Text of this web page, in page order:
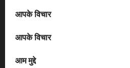
आपके विचार
आपके विचार
आम मुद्दे